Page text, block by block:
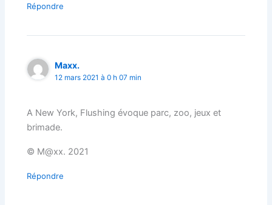
Répondre
Maxx.
12 mars 2021 à 0 h 07 min
A New York, Flushing évoque parc, zoo, jeux et
brimade.
© M@xx. 2021
Répondre